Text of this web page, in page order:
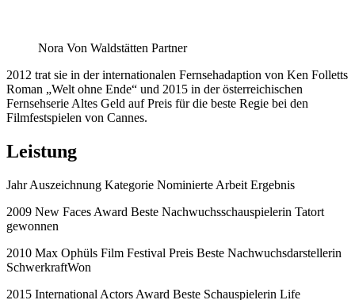
Nora Von Waldstätten Partner
2012 trat sie in der internationalen Fernsehadaption von Ken Folletts
Roman „Welt ohne Ende“ und 2015 in der österreichischen
Fernsehserie Altes Geld auf Preis für die beste Regie bei den
Filmfestspielen von Cannes.
Leistung
Jahr Auszeichnung Kategorie Nominierte Arbeit Ergebnis
2009 New Faces Award Beste Nachwuchsschauspielerin Tatort
gewonnen
2010 Max Ophüls Film Festival Preis Beste Nachwuchsdarstellerin
SchwerkraftWon
2015 International Actors Award Beste Schauspielerin Life